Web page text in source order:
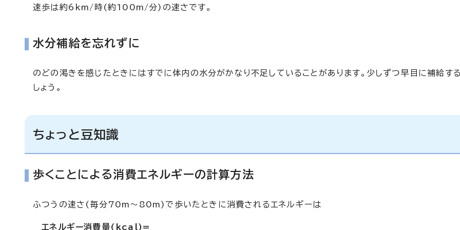
速歩は約6km/時(約100m/分)の速さです。
水分補給を忘れずに
のどの渇きを感じたときにはすでに体内の水分がかなり不足していることがあります。少しずつ早目に補給す
しょう。
ちょっと豆知識
歩くことによる消費エネルギーの計算方法
ふつうの速さ(毎分70m～80m)で歩いたときに消費されるエネルギーは
エネルギー消費量(kcal)=